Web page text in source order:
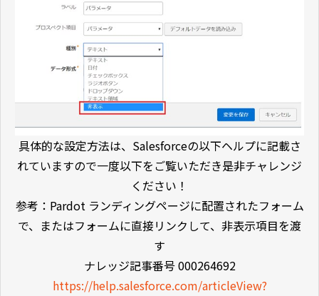
具体的な設定方法は、Salesforceの以下ヘルプに記載さ
れていますので一度以下をご覧いただき是非チャレンジ
ください！
参考：Pardot ランディングページに配置されたフォーム
で、またはフォームに直接リンクして、非表示項目を渡
す
ナレッジ記事番号 000264692
https://help.salesforce.com/articleView?